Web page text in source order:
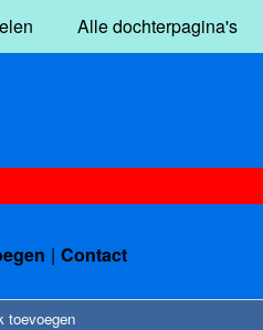
Alle dochterpagina's
Contact
toevoegen